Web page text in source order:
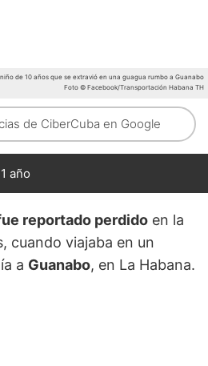
de 10 años que se extravió en una guagua rumbo a Guanabo
Foto © Facebook/Transportación Habana TH
de CiberCuba en Google
año
reportado perdido en la
cuando viajaba en un
a Guanabo, en La Habana.